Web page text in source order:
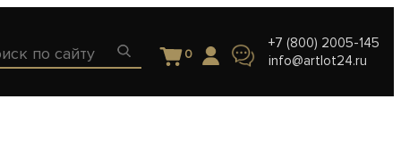
0
+7 (800) 2005-145
info@artlot24.ru